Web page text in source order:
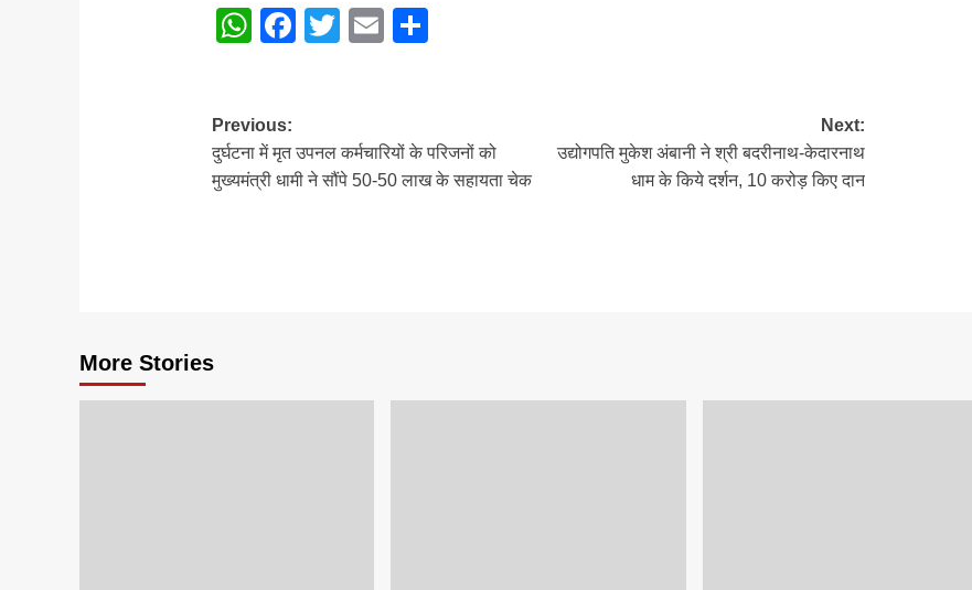
WhatsApp
Facebook
Twitter
Email
Post
navigation
Previous:
दुर्घटना में मृत उपनल कर्मचारियों के परिजनों को
मुख्यमंत्री धामी ने सौंपे 50-50 लाख के सहायता चेक
Next:
उद्योगपति मुकेश अंबानी ने श्री बदरीनाथ-केदारनाथ
धाम के किये दर्शन, 10 करोड़ किए दान
More Stories